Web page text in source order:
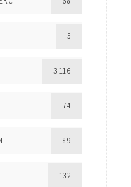
5
3 116
74
89
132